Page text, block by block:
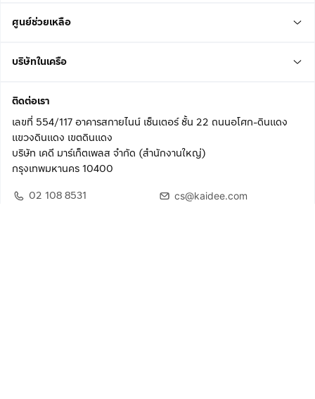
ศูนย์ช่วยเหลือ
บริษัทในเครือ
ติดต่อเรา
เลขที่ 554/117 อาคารสกายไนน์ เซ็นเตอร์ ชั้น 22 ถนนอโศก-ดินแดง
แขวงดินแดง เขตดินแดง
บริษัท เคดี มาร์เก็ตเพลส จำกัด (สำนักงานใหญ่)
กรุงเทพมหานคร 10400
02 108 8531
cs@kaidee.com